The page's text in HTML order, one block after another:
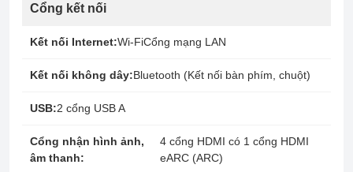
Cổng kết nối
Kết nối Internet:Wi-FiCổng mạng LAN
Kết nối không dây:Bluetooth (Kết nối bàn phím, chuột)
USB:2 cổng USB A
Cổng nhận hình ảnh,
âm thanh:
4 cổng HDMI có 1 cổng HDMI
eARC (ARC)